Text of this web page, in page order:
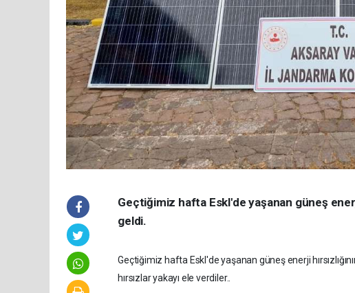
Geçtiğimiz hafta Eskl'de yaşanan güneş
geldi.
Geçtiğimiz hafta Eskl'de yaşanan güneş enerji
hırsızlar yakayı ele verdiler..